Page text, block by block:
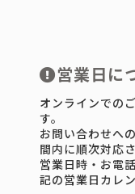
営業日に
オンラインでの
す。
お問い合わせへ
間内に順次対応
営業日時・お電
記の営業日カレ